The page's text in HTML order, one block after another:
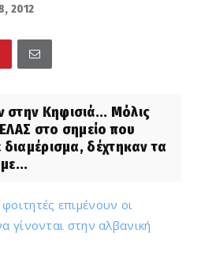
2012
Κηφισιά... Μόλις
στο σημείο που
διαμέρισμα, δέχτηκαν τα
επιμένουν οι
γίνονται στην αλβανική